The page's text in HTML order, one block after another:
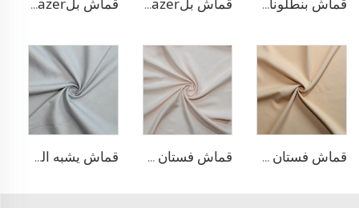
قماش بنطلونات بأسلوب التريكو من مادة TR قماش بلazer مطاطي من مادة TR قماش بلazer بتصميم الحبّار من مادة TR
قماش فستان منسوج مزدوج من مادة TR قماش فستان من الليوسيل 100% يشبه الكتان قماش يشبه الدنيم المطاطي من مادة TR